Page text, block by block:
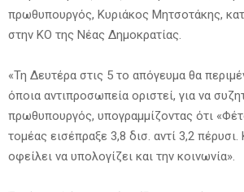
πρωθυπουργός, Κυριάκος Μητσοτάκης,
στην ΚΟ της Νέας Δημοκρατίας.
«Τη Δευτέρα στις 5 το απόγευμα θα
όποια αντιπροσωπεία οριστεί, για να
πρωθυπουργός, υπογραμμίζοντας ότι
τομέας εισέπραξε 3,8 δισ. αντί 3,2 πέρυσι.
οφείλει να υπολογίζει και την κοινωνία».